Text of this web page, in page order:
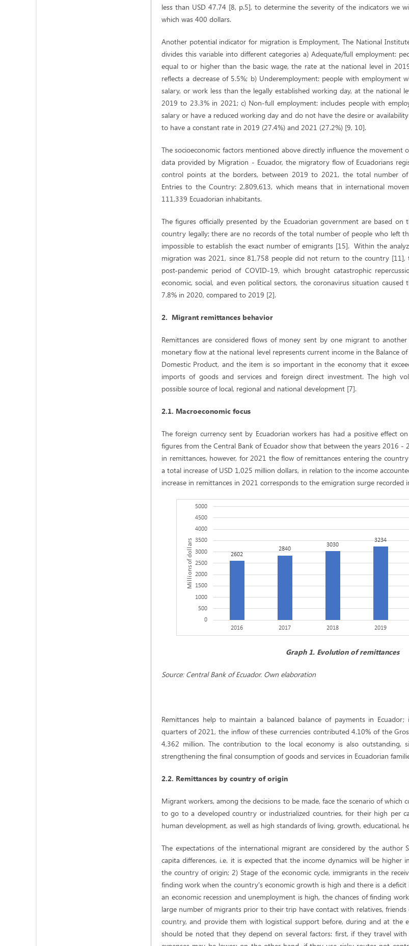
less than USD 47.74 [8, p.5], to determine the severity of the indicators we
which was 400 dollars.
Another potential indicator for migration is Employment, The National
divides this variable into different categories a) Adequate/full employment:
equal to or higher than the basic wage, the rate at the national level in
reflects a decrease of 5.5%; b) Underemployment: people with employment
salary, or work less than the legally established working day, at the national
2019 to 23.3% in 2021; c) Non-full employment: includes people with
salary or have a reduced working day and do not have the desire or
to have a constant rate in 2019 (27.4%) and 2021 (27.2%) [9, 10].
The socioeconomic factors mentioned above directly influence the movement
data provided by Migration - Ecuador, the migratory flow of Ecuadorians
control points at the borders, between 2019 to 2021, the total number of
Entries to the Country: 2,809,613, which means that in international
111,339 Ecuadorian inhabitants.
The figures officially presented by the Ecuadorian government are based
country legally; there are no records of the total number of people who left
impossible to establish the exact number of emigrants [15]. Within the
migration was 2021, since 81,758 people did not return to the country [11],
post-pandemic period of COVID-19, which brought catastrophic
economic, social, and even political sectors, the coronavirus situation caused
7.8% in 2020, compared to 2019 [2].
2. Migrant remittances behavior
Remittances are considered flows of money sent by one migrant to
monetary flow at the national level represents current income in the Balance
Domestic Product, and the item is so important in the economy that it
imports of goods and services and foreign direct investment. The high
possible source of local, regional and national development [7].
2.1. Macroeconomic focus
The foreign currency sent by Ecuadorian workers has had a positive effect
figures from the Central Bank of Ecuador show that between the years 2016 -
in remittances, however, for 2021 the flow of remittances entering the
a total increase of USD 1,025 million dollars, in relation to the income
increase in remittances in 2021 corresponds to the emigration surge recorded
Graph 1. Evolution of remittances
Source: Central Bank of Ecuador. Own elaboration
Remittances help to maintain a balanced balance of payments in
quarters of 2021, the inflow of these currencies contributed 4.10% of the
4,362 million. The contribution to the local economy is also outstanding,
strengthening the final consumption of goods and services in Ecuadorian
2.2. Remittances by country of origin
Migrant workers, among the decisions to be made, face the scenario of
to go to a developed country or industrialized countries, for their high per
human development, as well as high standards of living, growth, educational,
The expectations of the international migrant are considered by the author
capita differences, i.e. it is expected that the income dynamics will be higher
the country of origin; 2) Stage of the economic cycle, immigrants in the
finding work when the country's economic growth is high and there is a
an economic recession and unemployment is high, the chances of finding
large number of migrants prior to their trip have contact with relatives,
country, and provide them with logistical support before, during and at the
should be noted that they depend on several factors: first, if they travel